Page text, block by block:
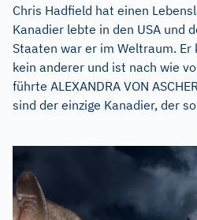
Chris Hadfield hat einen
Kanadier lebte in den USA und
Staaten war er im Weltraum. Er
kein anderer und ist nach wie
führte ALEXANDRA VON
sind der einzige Kanadier, der